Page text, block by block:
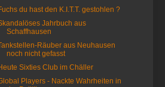
du hast den K.I.T.T. gestohlen ?
Jahrbuch aus
Schaffhausen
Räuber aus Neuhausen
noch nicht gefasst
Sixties Club im Chäller
Players - Nackte Wahrheiten in